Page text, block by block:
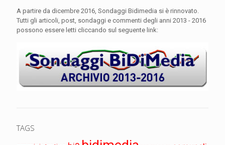
A partire da dicembre 2016, Sondaggi Bidimedia si è rinnovato.
Tutti gli articoli, post, sondaggi e commenti degli anni 2013 - 2016
possono essere letti cliccando sul seguente link:
TAGS